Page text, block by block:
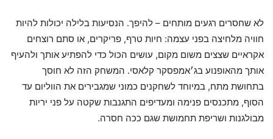
לא שחסרים רגעים מותחים – להיפך. הנסיעות בלילה יכולות להיות
חוויה מלחיצה בפני עצמה: חיות טרף, פריקרים, או סתם רוצחים
אקראיים שצצים משום מקום, עושים הכול כדי להפתיע אותך ולהעיף
אותך מהאופנוע בג׳אמפסקר קלאסי. המשחק הזה לא חוסך
בתחושת מתח, במיוחד לשחקנים כמוני שמגבירים את הווליום עד
הסוף, מתכנסים פנימה ומעדיפים התגנבות שקטה על פני יריות
מבולגנות ושריפת תחמושת שגם ככה חסרה.